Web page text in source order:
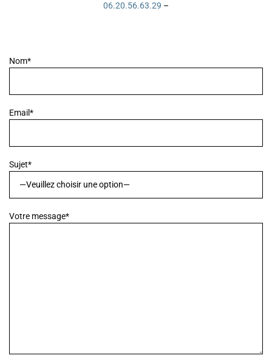
–
92.36.65.02.60
Nom*
Email*
Sujet*
Votre message*